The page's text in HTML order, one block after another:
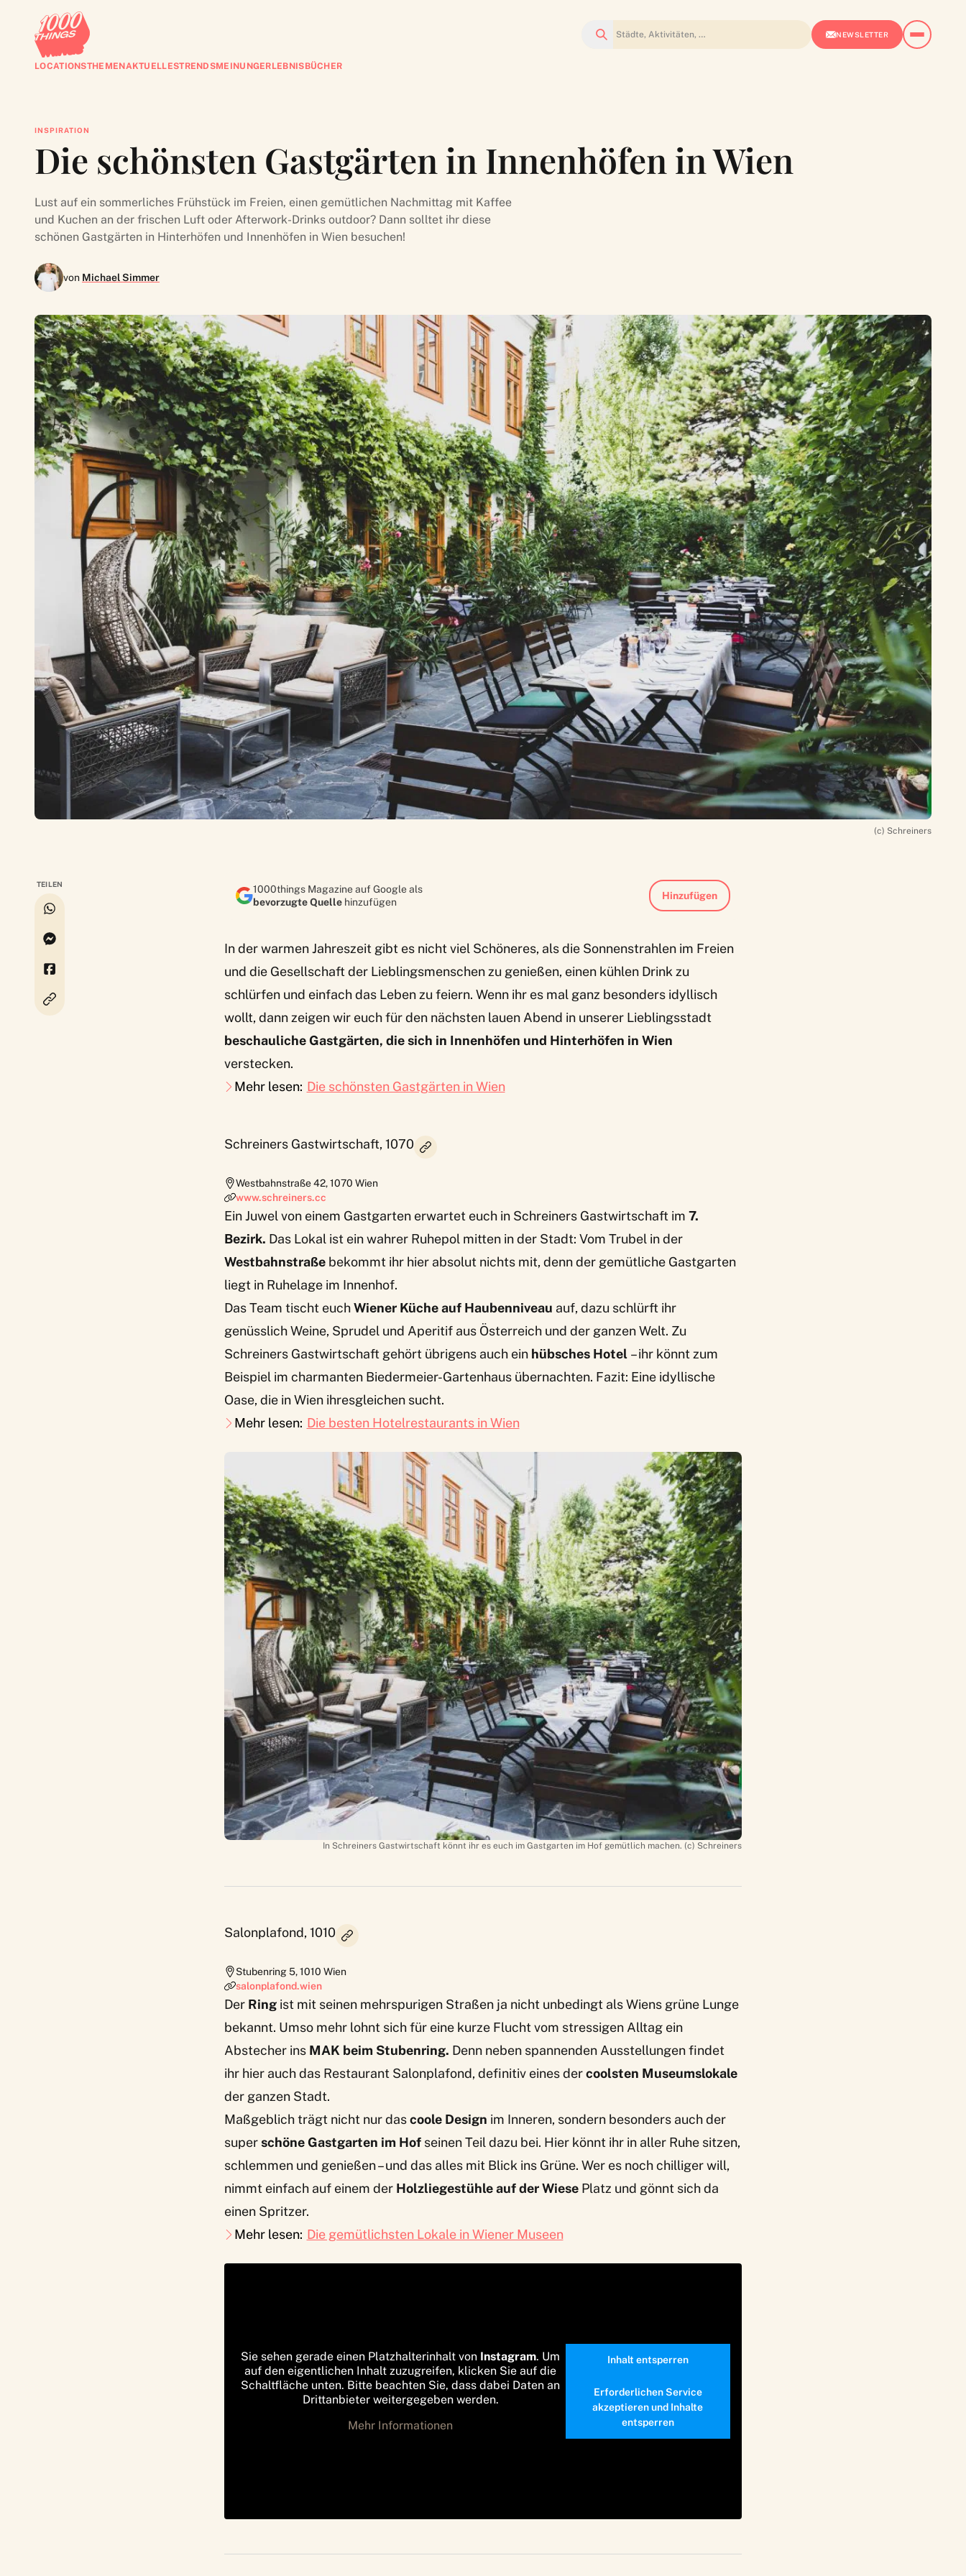
Suchen NEWSLETTER
LOCATIONSTHEMENAKTUELLESTRENDSMEINUNGERLEBNISBÜCHER
INSPIRATION
Die schönsten Gastgärten in Innenhöfen in Wien
Lust auf ein sommerliches Frühstück im Freien, einen gemütlichen Nachmittag mit Kaffee
und Kuchen an der frischen Luft oder Afterwork-Drinks outdoor? Dann solltet ihr diese
schönen Gastgärten in Hinterhöfen und Innenhöfen in Wien besuchen!
von Michael Simmer
(c) Schreiners
TEILEN
1000things Magazine auf Google als
bevorzugte Quelle hinzufügen
Hinzufügen
In der warmen Jahreszeit gibt es nicht viel Schöneres, als die Sonnenstrahlen im Freien
und die Gesellschaft der Lieblingsmenschen zu genießen, einen kühlen Drink zu
schlürfen und einfach das Leben zu feiern. Wenn ihr es mal ganz besonders idyllisch
wollt, dann zeigen wir euch für den nächsten lauen Abend in unserer Lieblingsstadt
beschauliche Gastgärten, die sich in Innenhöfen und Hinterhöfen in Wien
verstecken.
Mehr lesen: Die schönsten Gastgärten in Wien
Schreiners Gastwirtschaft, 1070
Westbahnstraße 42,1070 Wien
www.schreiners.cc
Ein Juwel von einem Gastgarten erwartet euch in Schreiners Gastwirtschaft im 7.
Bezirk. Das Lokal ist ein wahrer Ruhepol mitten in der Stadt: Vom Trubel in der
Westbahnstraße bekommt ihr hier absolut nichts mit, denn der gemütliche Gastgarten
liegt in Ruhelage im Innenhof.
Das Team tischt euchWiener Küche auf Haubenniveau auf, dazu schlürft ihr
genüsslich Weine, Sprudel und Aperitif aus Österreich und der ganzen Welt. Zu
Schreiners Gastwirtschaft gehört übrigens auch ein hübsches Hotel – ihr könnt zum
Beispiel im charmanten Biedermeier-Gartenhaus übernachten. Fazit: Eine idyllische
Oase, die in Wien ihresgleichen sucht.
Mehr lesen: Die besten Hotelrestaurants in Wien
In Schreiners Gastwirtschaft könnt ihr es euch im Gastgarten im Hof gemütlich machen. (c) Schreiners
Salonplafond, 1010
Stubenring 5,1010 Wien
salonplafond.wien
Der Ring ist mit seinen mehrspurigen Straßen ja nicht unbedingt als Wiens grüne Lunge
bekannt. Umso mehr lohnt sich für eine kurze Flucht vom stressigen Alltag ein
Abstecher ins MAK beim Stubenring. Denn neben spannenden Ausstellungen findet
ihr hier auch das Restaurant Salonplafond, definitiv eines dercoolsten Museumslokale
der ganzen Stadt.
Maßgeblich trägt nicht nur dascoole Design im Inneren, sondern besonders auch der
superschöne Gastgarten im Hof seinen Teil dazu bei. Hier könnt ihr in aller Ruhe sitzen,
schlemmen und genießen – und das alles mit Blick ins Grüne. Wer es noch chilliger will,
nimmt einfach auf einem der Holzliegestühle auf der Wiese Platz und gönnt sich da
einen Spritzer.
Mehr lesen: Die gemütlichsten Lokale in Wiener Museen
Sie sehen gerade einen Platzhalterinhalt von Instagram. Um
auf den eigentlichen Inhalt zuzugreifen, klicken Sie auf die
Schaltfläche unten. Bitte beachten Sie, dass dabei Daten an
Drittanbieter weitergegeben werden.
Mehr Informationen
Inhalt entsperren
Erforderlichen Service
akzeptieren und Inhalte
entsperren